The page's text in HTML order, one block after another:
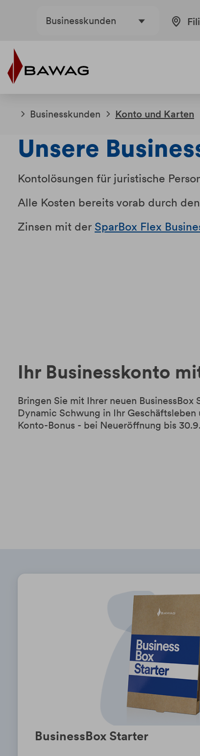
Businesskunden
Businesskunden Konto und Karten
Unsere
Kontolösungen für juristische
Alle Kosten bereits vorab durch den
Zinsen mit der SparBox Flex
Ihr Businesskonto
Bringen Sie mit Ihrer neuen BusinessBox
Dynamic Schwung in Ihr Geschäftsleben
Konto-Bonus - bei Neueröffnung bis
BusinessBox Starter